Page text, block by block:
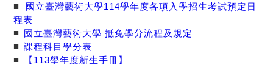
■
國立臺灣藝術大學114學年度各項入學招生考試預定日
程表
■ 國立臺灣藝術大學 抵免學分流程及規定
■ 課程科目學分表
■
【113學年度新生手冊】